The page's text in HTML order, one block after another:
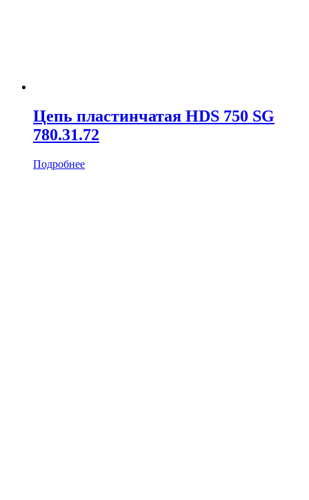
Цепь пластинчатая HDS 750 SG
780.31.72
Подробнее